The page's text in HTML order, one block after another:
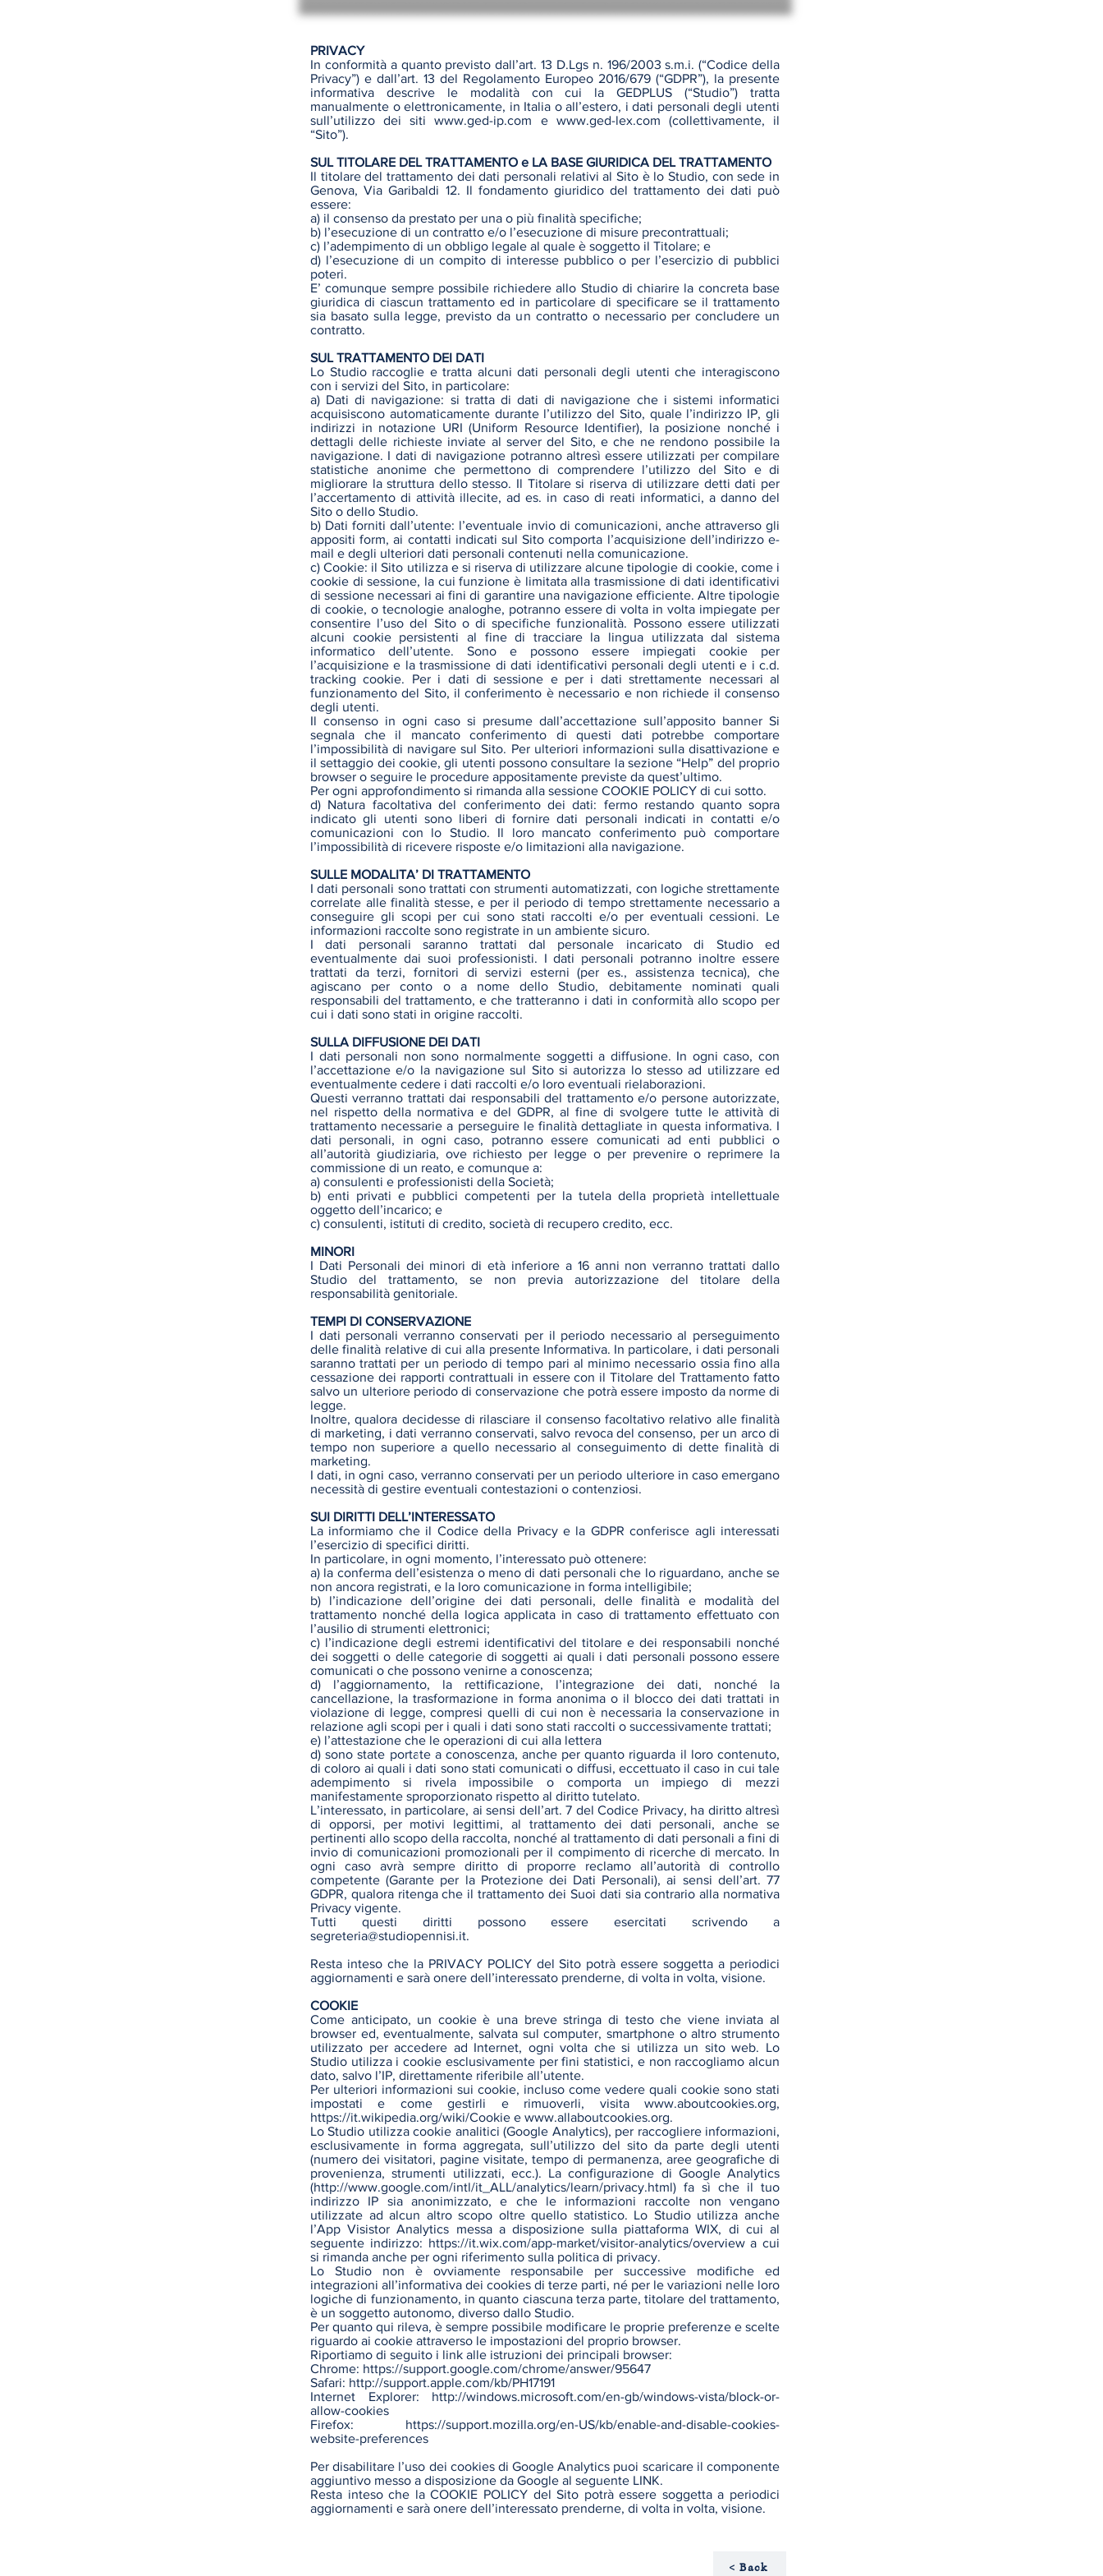
PRIVACY
In conformità a quanto previsto dall’art. 13 D.Lgs n. 196/2003 s.m.i. (“Codice della
Privacy”) e dall’art. 13 del Regolamento Europeo 2016/679 (“GDPR”), la presente
informativa descrive le modalità con cui la GEDPLUS (“Studio”) tratta
manualmente o elettronicamente, in Italia o all’estero, i dati personali degli utenti
sull’utilizzo dei sitiwww.ged-ip.com e www.ged-lex.com (collettivamente, il
“Sito”).
SUL TITOLARE DEL TRATTAMENTO e LA BASE GIURIDICA DEL TRATTAMENTO
Il titolare del trattamento dei dati personali relativi al Sito è lo Studio, con sede in
Genova, Via Garibaldi 12. Il fondamento giuridico del trattamento dei dati può
essere:
a) il consenso da prestato per una o più finalità specifiche;
b) l’esecuzione di un contratto e/o l’esecuzione di misure precontrattuali;
c) l’adempimento di un obbligo legale al quale è soggetto il Titolare; e
d) l’esecuzione di un compito di interesse pubblico o per l’esercizio di pubblici
poteri.
E’ comunque sempre possibile richiedere allo Studio di chiarire la concreta base
giuridica di ciascun trattamento ed in particolare di specificare se il trattamento
sia basato sulla legge, previsto da un contratto o necessario per concludere un
contratto.
SUL TRATTAMENTO DEI DATI
Lo Studio raccoglie e tratta alcuni dati personali degli utenti che interagiscono
con i servizi del Sito, in particolare:
a) Dati di navigazione: si tratta di dati di navigazione che i sistemi informatici
acquisiscono automaticamente durante l’utilizzo del Sito, quale l’indirizzo IP, gli
indirizzi in notazione URI (Uniform Resource Identifier), la posizione nonché i
dettagli delle richieste inviate al server del Sito, e che ne rendono possibile la
navigazione. I dati di navigazione potranno altresì essere utilizzati per compilare
statistiche anonime che permettono di comprendere l’utilizzo del Sito e di
migliorare la struttura dello stesso. Il Titolare si riserva di utilizzare detti dati per
l’accertamento di attività illecite, ad es. in caso di reati informatici, a danno del
Sito o dello Studio.
b) Dati forniti dall’utente: l’eventuale invio di comunicazioni, anche attraverso gli
appositi form, ai contatti indicati sul Sito comporta l’acquisizione dell’indirizzo e-
mail e degli ulteriori dati personali contenuti nella comunicazione.
c) Cookie: il Sito utilizza e si riserva di utilizzare alcune tipologie di cookie, come i
cookie di sessione, la cui funzione è limitata alla trasmissione di dati identificativi
di sessione necessari ai fini di garantire una navigazione efficiente. Altre tipologie
di cookie, o tecnologie analoghe, potranno essere di volta in volta impiegate per
consentire l’uso del Sito o di specifiche funzionalità. Possono essere utilizzati
alcuni cookie persistenti al fine di tracciare la lingua utilizzata dal sistema
informatico dell’utente. Sono e possono essere impiegati cookie per
l’acquisizione e la trasmissione di dati identificativi personali degli utenti e i c.d.
tracking cookie. Per i dati di sessione e per i dati strettamente necessari al
funzionamento del Sito, il conferimento è necessario e non richiede il consenso
degli utenti.
Il consenso in ogni caso si presume dall’accettazione sull’apposito banner Si
segnala che il mancato conferimento di questi dati potrebbe comportare
l’impossibilità di navigare sul Sito. Per ulteriori informazioni sulla disattivazione e
il settaggio dei cookie, gli utenti possono consultare la sezione “Help” del proprio
browser o seguire le procedure appositamente previste da quest’ultimo.
Per ogni approfondimento si rimanda alla sessione COOKIE POLICY di cui sotto.
d) Natura facoltativa del conferimento dei dati: fermo restando quanto sopra
indicato gli utenti sono liberi di fornire dati personali indicati in contatti e/o
comunicazioni con lo Studio. Il loro mancato conferimento può comportare
l’impossibilità di ricevere risposte e/o limitazioni alla navigazione.
SULLE MODALITA’ DI TRATTAMENTO
I dati personali sono trattati con strumenti automatizzati, con logiche strettamente
correlate alle finalità stesse, e per il periodo di tempo strettamente necessario a
conseguire gli scopi per cui sono stati raccolti e/o per eventuali cessioni. Le
informazioni raccolte sono registrate in un ambiente sicuro.
I dati personali saranno trattati dal personale incaricato di Studio ed
eventualmente dai suoi professionisti. I dati personali potranno inoltre essere
trattati da terzi, fornitori di servizi esterni (per es., assistenza tecnica), che
agiscano per conto o a nome dello Studio, debitamente nominati quali
responsabili del trattamento, e che tratteranno i dati in conformità allo scopo per
cui i dati sono stati in origine raccolti.
SULLA DIFFUSIONE DEI DATI
I dati personali non sono normalmente soggetti a diffusione. In ogni caso, con
l’accettazione e/o la navigazione sul Sito si autorizza lo stesso ad utilizzare ed
eventualmente cedere i dati raccolti e/o loro eventuali rielaborazioni.
Questi verranno trattati dai responsabili del trattamento e/o persone autorizzate,
nel rispetto della normativa e del GDPR, al fine di svolgere tutte le attività di
trattamento necessarie a perseguire le finalità dettagliate in questa informativa. I
dati personali, in ogni caso, potranno essere comunicati ad enti pubblici o
all’autorità giudiziaria, ove richiesto per legge o per prevenire o reprimere la
commissione di un reato, e comunque a:
a) consulenti e professionisti della Società;
b) enti privati e pubblici competenti per la tutela della proprietà intellettuale
oggetto dell’incarico; e
c) consulenti, istituti di credito, società di recupero credito, ecc.
MINORI
I Dati Personali dei minori di età inferiore a 16 anni non verranno trattati dallo
Studio del trattamento, se non previa autorizzazione del titolare della
responsabilità genitoriale.
TEMPI DI CONSERVAZIONE
I dati personali verranno conservati per il periodo necessario al perseguimento
delle finalità relative di cui alla presente Informativa. In particolare, i dati personali
saranno trattati per un periodo di tempo pari al minimo necessario ossia fino alla
cessazione dei rapporti contrattuali in essere con il Titolare del Trattamento fatto
salvo un ulteriore periodo di conservazione che potrà essere imposto da norme di
legge.
Inoltre, qualora decidesse di rilasciare il consenso facoltativo relativo alle finalità
di marketing, i dati verranno conservati, salvo revoca del consenso, per un arco di
tempo non superiore a quello necessario al conseguimento di dette finalità di
marketing.
I dati, in ogni caso, verranno conservati per un periodo ulteriore in caso emergano
necessità di gestire eventuali contestazioni o contenziosi.
SUI DIRITTI DELL’INTERESSATO
La informiamo che il Codice della Privacy e la GDPR conferisce agli interessati
l’esercizio di specifici diritti.
In particolare, in ogni momento, l’interessato può ottenere:
a) la conferma dell’esistenza o meno di dati personali che lo riguardano, anche se
non ancora registrati, e la loro comunicazione in forma intelligibile;
b) l’indicazione dell’origine dei dati personali, delle finalità e modalità del
trattamento nonché della logica applicata in caso di trattamento effettuato con
l’ausilio di strumenti elettronici;
c) l’indicazione degli estremi identificativi del titolare e dei responsabili nonché
dei soggetti o delle categorie di soggetti ai quali i dati personali possono essere
comunicati o che possono venirne a conoscenza;
d) l’aggiornamento, la rettificazione, l’integrazione dei dati, nonché la
cancellazione, la trasformazione in forma anonima o il blocco dei dati trattati in
violazione di legge, compresi quelli di cui non è necessaria la conservazione in
relazione agli scopi per i quali i dati sono stati raccolti o successivamente trattati;
e) l’attestazione che le operazioni di cui alla lettera
d) sono state portate a conoscenza, anche per quanto riguarda il loro contenuto,
di coloro ai quali i dati sono stati comunicati o diffusi, eccettuato il caso in cui tale
adempimento si rivela impossibile o comporta un impiego di mezzi
manifestamente sproporzionato rispetto al diritto tutelato.
L’interessato, in particolare, ai sensi dell’art. 7 del Codice Privacy, ha diritto altresì
di opporsi, per motivi legittimi, al trattamento dei dati personali, anche se
pertinenti allo scopo della raccolta, nonché al trattamento di dati personali a fini di
invio di comunicazioni promozionali per il compimento di ricerche di mercato. In
ogni caso avrà sempre diritto di proporre reclamo all’autorità di controllo
competente (Garante per la Protezione dei Dati Personali), ai sensi dell’art. 77
GDPR, qualora ritenga che il trattamento dei Suoi dati sia contrario alla normativa
Privacy vigente.
Tutti questi diritti possono essere esercitati scrivendo a
segreteria@studiopennisi.it.
Resta inteso che la PRIVACY POLICY del Sito potrà essere soggetta a periodici
aggiornamenti e sarà onere dell’interessato prenderne, di volta in volta, visione.
COOKIE
Come anticipato, un cookie è una breve stringa di testo che viene inviata al
browser ed, eventualmente, salvata sul computer, smartphone o altro strumento
utilizzato per accedere ad Internet, ogni volta che si utilizza un sito web. Lo
Studio utilizza i cookie esclusivamente per fini statistici, e non raccogliamo alcun
dato, salvo l’IP, direttamente riferibile all’utente.
Per ulteriori informazioni sui cookie, incluso come vedere quali cookie sono stati
impostati e come gestirli e rimuoverli, visita www.aboutcookies.org,
https://it.wikipedia.org/wiki/Cookie e www.allaboutcookies.org.
Lo Studio utilizza cookie analitici (Google Analytics), per raccogliere informazioni,
esclusivamente in forma aggregata, sull’utilizzo del sito da parte degli utenti
(numero dei visitatori, pagine visitate, tempo di permanenza, aree geografiche di
provenienza, strumenti utilizzati, ecc.). La configurazione di Google Analytics
(http://www.google.com/intl/it_ALL/analytics/learn/privacy.html) fa sì che il tuo
indirizzo IP sia anonimizzato, e che le informazioni raccolte non vengano
utilizzate ad alcun altro scopo oltre quello statistico. Lo Studio utilizza anche
l’App Visistor Analytics messa a disposizione sulla piattaforma WIX, di cui al
seguente indirizzo: https://it.wix.com/app-market/visitor-analytics/overviewa cui
si rimanda anche per ogni riferimento sulla politica di privacy.
Lo Studio non è ovviamente responsabile per successive modifiche ed
integrazioni all’informativa dei cookies di terze parti, né per le variazioni nelle loro
logiche di funzionamento, in quanto ciascuna terza parte, titolare del trattamento,
è un soggetto autonomo, diverso dallo Studio.
Per quanto qui rileva, è sempre possibile modificare le proprie preferenze e scelte
riguardo ai cookie attraverso le impostazioni del proprio browser.
Riportiamo di seguito i link alle istruzioni dei principali browser:
Chrome: https://support.google.com/chrome/answer/95647
Safari: http://support.apple.com/kb/PH17191
Internet Explorer: http://windows.microsoft.com/en-gb/windows-vista/block-or-
allow-cookies
Firefox: https://support.mozilla.org/en-US/kb/enable-and-disable-cookies-
website-preferences
Per disabilitare l’uso dei cookies di Google Analytics puoi scaricare il componente
aggiuntivo messo a disposizione da Google al seguente LINK.
Resta inteso che la COOKIE POLICY del Sito potrà essere soggetta a periodici
aggiornamenti e sarà onere dell’interessato prenderne, di volta in volta, visione.
< Back